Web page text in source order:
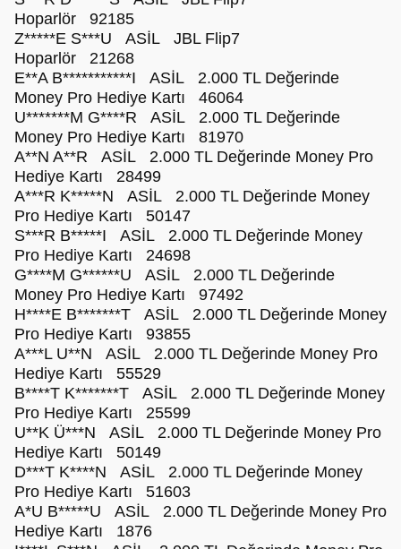
Hoparlör 92185
Z*****E S***U ASİL JBL Flip7
Hoparlör 21268
E**A B***********I ASİL 2.000 TL Değerinde
Money Pro Hediye Kartı 46064
U*******M G****R ASİL 2.000 TL Değerinde
Money Pro Hediye Kartı 81970
A**N A**R ASİL 2.000 TL Değerinde Money Pro
Hediye Kartı 28499
A***R K*****N ASİL 2.000 TL Değerinde Money
Pro Hediye Kartı 50147
S***R B*****I ASİL 2.000 TL Değerinde Money
Pro Hediye Kartı 24698
G****M G******U ASİL 2.000 TL Değerinde
Money Pro Hediye Kartı 97492
H****E B*******T ASİL 2.000 TL Değerinde Money
Pro Hediye Kartı 93855
A***L U**N ASİL 2.000 TL Değerinde Money Pro
Hediye Kartı 55529
B****T K*******T ASİL 2.000 TL Değerinde Money
Pro Hediye Kartı 25599
U**K Ü***N ASİL 2.000 TL Değerinde Money Pro
Hediye Kartı 50149
D***T K****N ASİL 2.000 TL Değerinde Money
Pro Hediye Kartı 51603
A*U B*****U ASİL 2.000 TL Değerinde Money Pro
Hediye Kartı 1876